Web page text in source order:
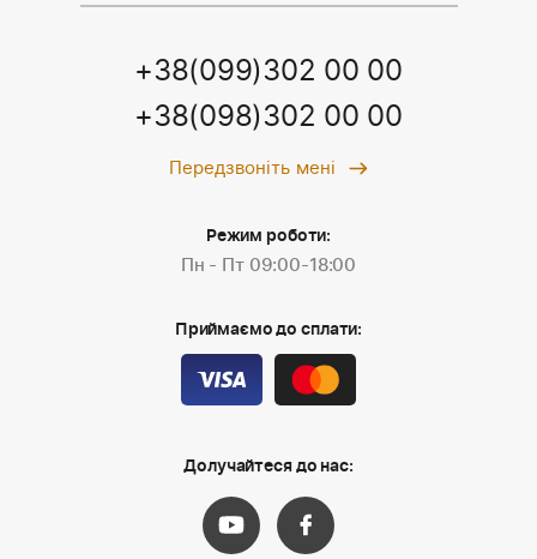
+38(099)302 00 00
+38(098)302 00 00
Передзвоніть мені
Режим роботи:
Пн - Пт 09:00-18:00
Приймаємо до сплати:
Долучайтеся до нас: